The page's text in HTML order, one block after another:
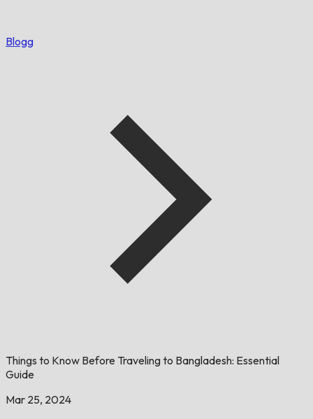
Blogg
Things to Know Before Traveling to Bangladesh: Essential
Guide
Mar 25, 2024